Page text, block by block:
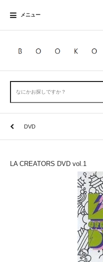
メニュー
DVD
LA CREATORS DVD vol.1